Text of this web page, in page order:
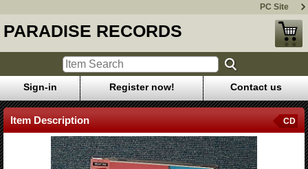
PC Site
PARADISE RECORDS
Sign-in Register now! Contact us
Item Description CD